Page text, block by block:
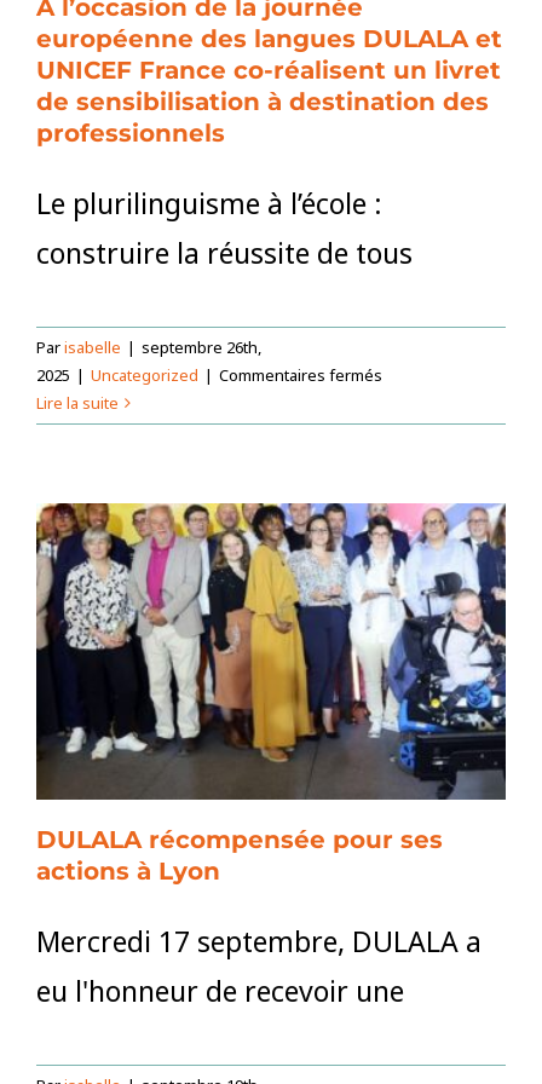
du
monde »
aura
lieu
les
7
2026
A l’occasion de la journée
européenne des langues DULALA et
UNICEF France co-réalisent un livret
de sensibilisation à destination des
professionnels
Le plurilinguisme à l’école :
construire la réussite de tous
Parisabelle | septembre 26th,
2025 | Uncategorized | Commentaires fermés
l’occasion
journée
européenne
des
langues
DULALA
et
UNICEF
France
co-
réalisent
de
destination
des
professionnels
Lire la suite
DULALA récompensée pour ses
actions à Lyon
Mercredi 17 septembre, DULALA a
eu l'honneur de recevoir une